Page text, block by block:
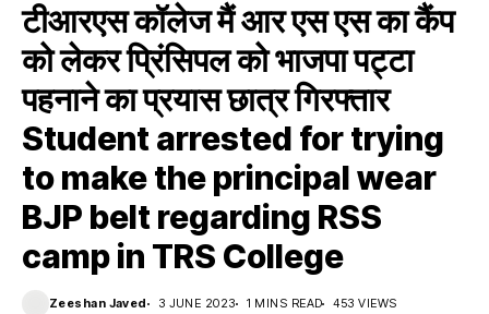
टीआरएस कॉलेज मैं आर एस एस का कैंप
को लेकर प्रिंसिपल को भाजपा पट्टा
पहनाने का प्रयास छात्र गिरफ्तार
Student arrested for trying
to make the principal wear
BJP belt regarding RSS
camp in TRS College
Zeeshan Javed 3 JUNE 2023 1 MINS READ 453 VIEWS